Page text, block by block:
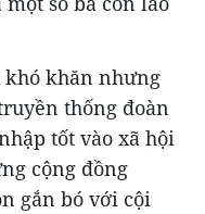
khó khăn nhưng
thống đoàn
tốt vào xã hội
cộng đồng
gắn bó với cội